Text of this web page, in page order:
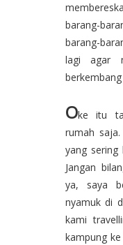
barang-
barang-
lagi agar
Oke itu
rumah
yang sering
Jangan
ya, saya
nyamuk di
kami
kampung